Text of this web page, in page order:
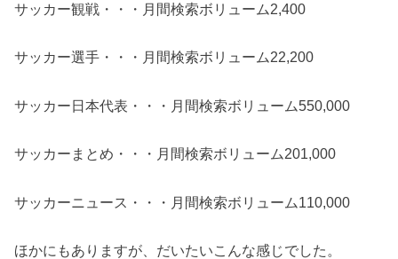
サッカー観戦・・・月間検索ボリューム2,400
サッカー選手・・・月間検索ボリューム22,200
サッカー日本代表・・・月間検索ボリューム550,000
サッカーまとめ・・・月間検索ボリューム201,000
サッカーニュース・・・月間検索ボリューム110,000
ほかにもありますが、だいたいこんな感じでした。